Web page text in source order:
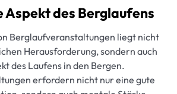
Aspekt des Berglaufens
Berglaufveranstaltungen liegt nicht
Herausforderung, sondern auch
des Laufens in den Bergen.
erfordern nicht nur eine gute